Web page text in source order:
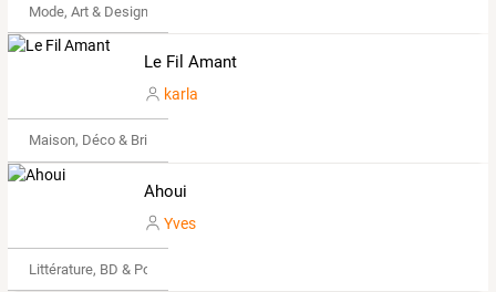
Mode, Art & Design
Le Fil Amant
karla
Maison, Déco & Bricolage
Ahoui
Yves
Littérature, BD & Poésie